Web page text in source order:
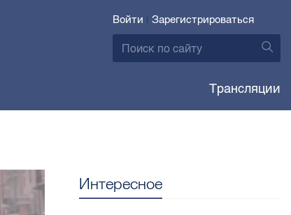
Войти | Зарегистрироваться
Трансляции
Интересное